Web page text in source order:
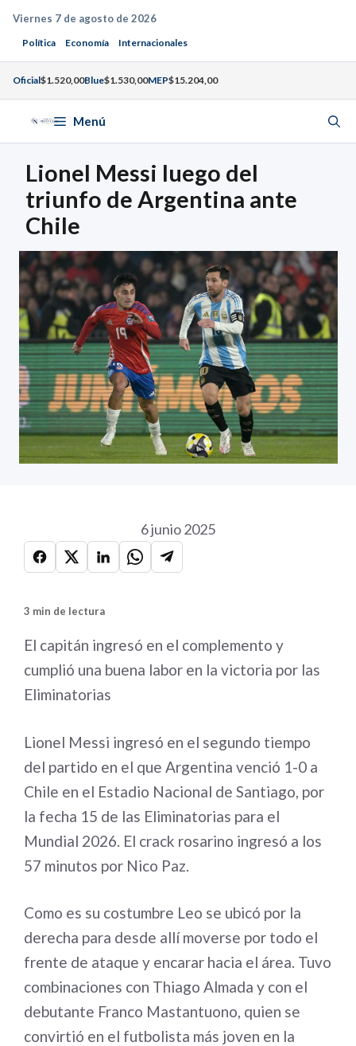
Saltar
contenido
Viernes 7 de agosto de 2026
Política Economía Internacionales
Oficial$1.520,00Blue$1.530,00MEP$15.204,00
Menú
Lionel Messi luego del
triunfo de Argentina ante
Chile
6 junio 2025
3 min de lectura
El capitán ingresó en el complemento y
cumplió una buena labor en la victoria por las
Eliminatorias
Lionel Messi ingresó en el segundo tiempo
del partido en el que Argentina venció 1-0 a
Chile en el Estadio Nacional de Santiago, por
la fecha 15 de las Eliminatorias para el
Mundial 2026. El crack rosarino ingresó a los
57 minutos por Nico Paz.
Como es su costumbre Leo se ubicó por la
derecha para desde allí moverse por todo el
frente de ataque y encarar hacia el área. Tuvo
combinaciones con Thiago Almada y con el
debutante Franco Mastantuono, quien se
convirtió en el futbolista más joven en la